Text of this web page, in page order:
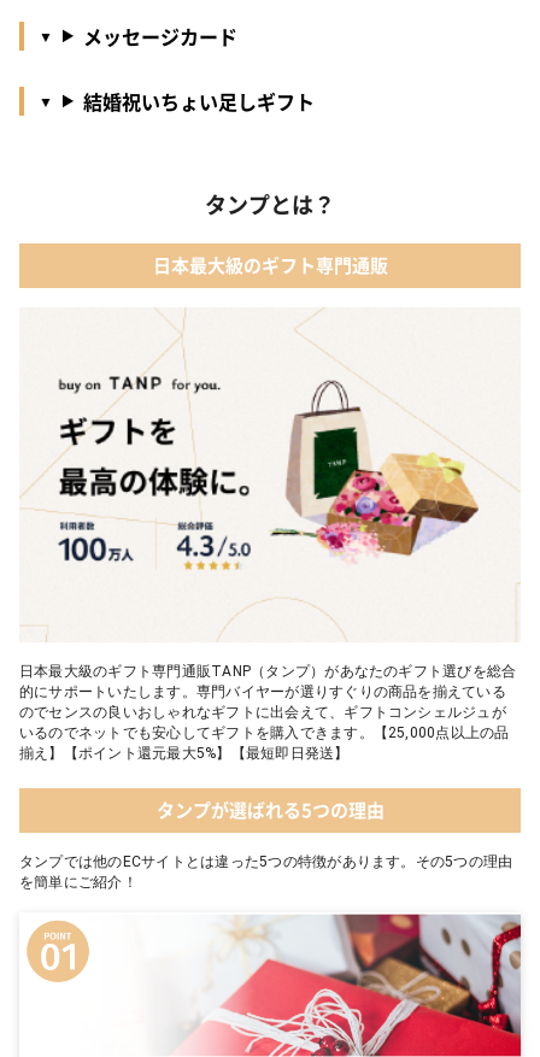
メッセージカード
結婚祝いちょい足しギフト
タンプとは？
日本最大級のギフト専門通販
日本最大級のギフト専門通販TANP（タンプ）があなたのギフト選びを総合
的にサポートいたします。専門バイヤーが選りすぐりの商品を揃えている
のでセンスの良いおしゃれなギフトに出会えて、ギフトコンシェルジュが
いるのでネットでも安心してギフトを購入できます。【25,000点以上の品
揃え】【ポイント還元最大5%】【最短即日発送】
タンプが選ばれる5つの理由
タンプでは他のECサイトとは違った5つの特徴があります。その5つの理由
を簡単にご紹介！